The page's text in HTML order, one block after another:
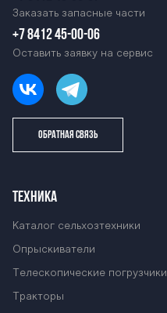
Заказать запасные части
+7 8412 45-00-06
Оставить заявку на сервис
ОБРАТНАЯ СВЯЗЬ
ТЕХНИКА
Каталог сельхозтехники
Опрыскиватели
Телескопические погрузчики
Тракторы